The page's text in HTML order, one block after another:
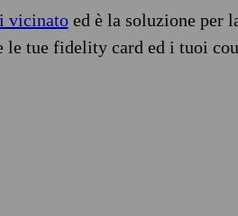
vicinatoed è la soluzione per
tue fidelity card ed i tuoi